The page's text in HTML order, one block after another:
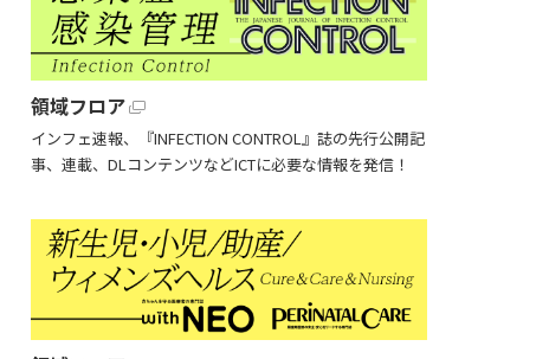
領域フロア
インフェ速報、『INFECTION CONTROL』誌の先行公開記
事、連載、DLコンテンツなどICTに必要な情報を発信！